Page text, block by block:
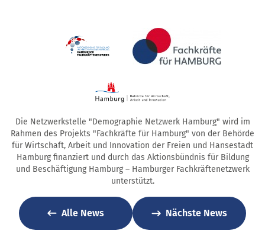
Die Netzwerkstelle "Demographie Netzwerk Hamburg" wird im
Rahmen des Projekts "Fachkräfte für Hamburg" von der Behörde
für Wirtschaft, Arbeit und Innovation der Freien und Hansestadt
Hamburg finanziert und durch das Aktionsbündnis für Bildung
und Beschäftigung Hamburg – Hamburger Fachkräftenetzwerk
unterstützt.
Alle News Nächste News